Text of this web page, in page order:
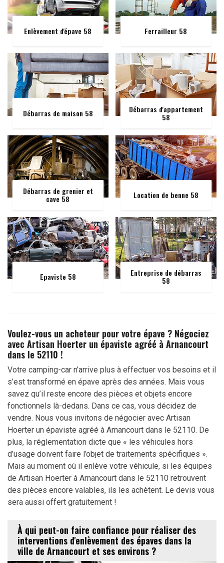
Enlèvement d'épave 58 Ferrailleur 58
Débarras de maison 58 Débarras d'appartement
58
Débarras de grenier et
cave 58 Location de benne 58
Epaviste 58 Entreprise de débarras
58
Voulez-vous un acheteur pour votre épave ? Négociez
avec Artisan Hoerter un épaviste agréé à Arnancourt
dans le 52110 !
Votre camping-car n’arrive plus à effectuer vos besoins et il
s’est transformé en épave après des années. Mais vous
savez qu’il reste encore des pièces et objets encore
fonctionnels là-dedans. Dans ce cas, vous décidez de
vendre. Nous vous invitons de négocier avec Artisan
Hoerter un épaviste agréé à Arnancourt dans le 52110. De
plus, la réglementation dicte que « les véhicules hors
d’usage doivent faire l’objet de traitements spécifiques ».
Mais au moment où il enlève votre véhicule, si les équipes
de Artisan Hoerter à Arnancourt dans le 52110 retrouvent
des pièces encore valables, ils les achètent. Le devis vous
sera aussi offert gratuitement !
À qui peut-on faire confiance pour réaliser des
interventions d'enlèvement des épaves dans la
ville de Arnancourt et ses environs ?